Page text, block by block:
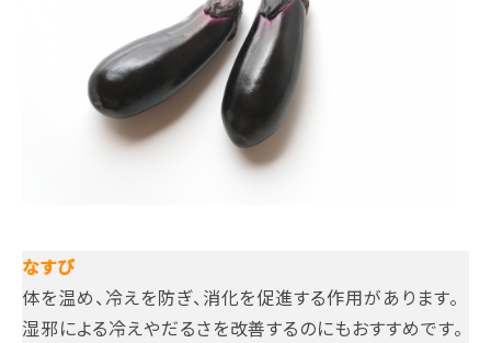
なすび
体を温め、冷えを防ぎ、消化を促進する作用があります。
湿邪による冷えやだるさを改善するのにもおすすめです。